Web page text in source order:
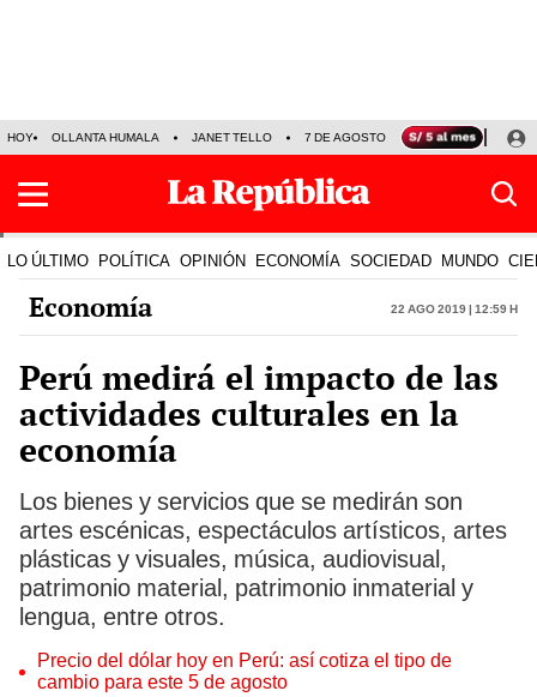
HOY OLLANTA HUMALA JANET TELLO 7 DE AGOSTO TINKA RESULTADOS
LO ÚLTIMO POLÍTICA OPINIÓN ECONOMÍA SOCIEDAD MUNDO
Economía 22 Ago 2019 | 12:59 h
Perú medirá el impacto de las
actividades culturales en la
economía
Los bienes y servicios que se medirán son
artes escénicas, espectáculos artísticos, artes
plásticas y visuales, música, audiovisual,
patrimonio material, patrimonio inmaterial y
lengua, entre otros.
Precio del dólar hoy en Perú: así cotiza el tipo de
cambio para este 5 de agosto